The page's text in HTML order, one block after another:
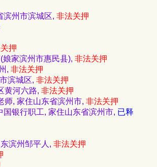
滨州市滨城区, 非法关押
押
娘家滨州市惠民县), 非法关押
, 非法关押
滨城区, 非法关押
黄河六路, 非法关押
师, 家住山东省滨州市, 非法关押
银行职工, 家住山东省滨州市, 已释
滨州邹平人, 非法关押